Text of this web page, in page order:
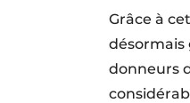
Grâce à
désormais
donneurs